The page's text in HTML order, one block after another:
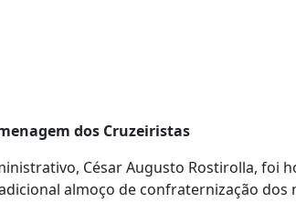
dos Cruzeiristas
César Augusto Rostirolla, foi
almoço de confraternização dos